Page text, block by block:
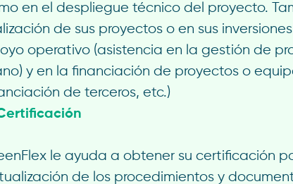
en el despliegue técnico del proyecto.
de sus proyectos o en sus
operativo (asistencia en la gestión de
y en la financiación de proyectos o
de terceros, etc.)
le ayuda a obtener su certificación
de los procedimientos y